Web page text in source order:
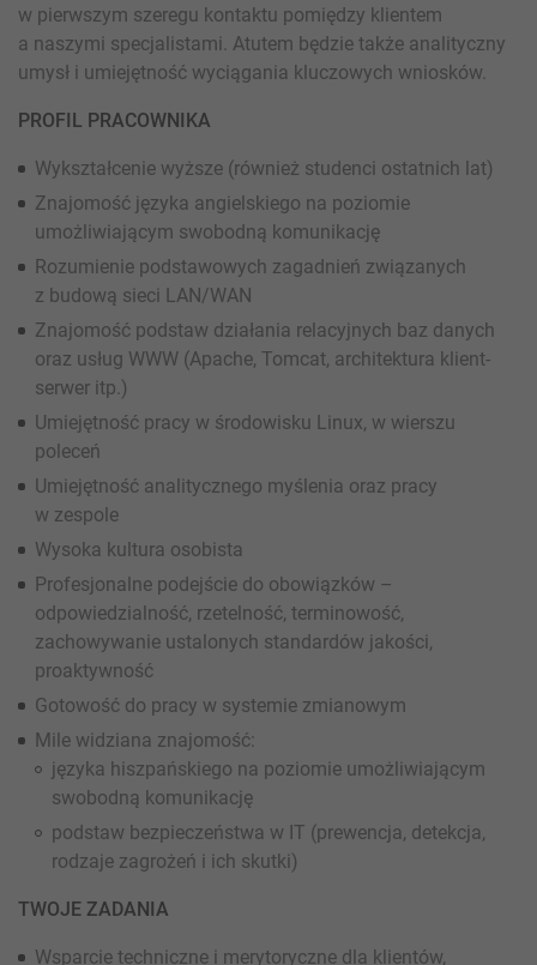
w pierwszym szeregu kontaktu pomiędzy klientem
a naszymi specjalistami. Atutem będzie także analityczny
umysł i umiejętność wyciągania kluczowych wniosków.
PROFIL PRACOWNIKA
Wykształcenie wyższe (również studenci ostatnich lat)
Znajomość języka angielskiego na poziomie
umożliwiającym swobodną komunikację
Rozumienie podstawowych zagadnień związanych
z budową sieci LAN/WAN
Znajomość podstaw działania relacyjnych baz danych
oraz usług WWW (Apache, Tomcat, architektura klient-
serwer itp.)
Umiejętność pracy w środowisku Linux, w wierszu
poleceń
Umiejętność analitycznego myślenia oraz pracy
w zespole
Wysoka kultura osobista
Profesjonalne podejście do obowiązków –
odpowiedzialność, rzetelność, terminowość,
zachowywanie ustalonych standardów jakości,
proaktywność
Gotowość do pracy w systemie zmianowym
Mile widziana znajomość:
języka hiszpańskiego na poziomie umożliwiającym
swobodną komunikację
podstaw bezpieczeństwa w IT (prewencja, detekcja,
rodzaje zagrożeń i ich skutki)
TWOJE ZADANIA
Wsparcie techniczne i merytoryczne dla klientów,